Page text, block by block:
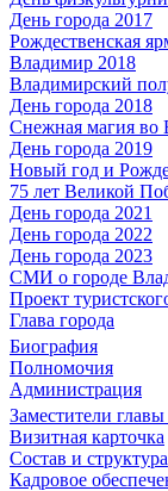
День города 2017
Рождественская
Владимир 2018
Владимирский
День города 2018
Снежная магия во
День города 2019
Новый год и
75 лет Великой
День города 2021
День города 2022
День города 2023
СМИ о городе
Проект
Глава города
Биография
Полномочия
Администрация
Заместители
Визитная карточка
Состав и структура
Кадровое